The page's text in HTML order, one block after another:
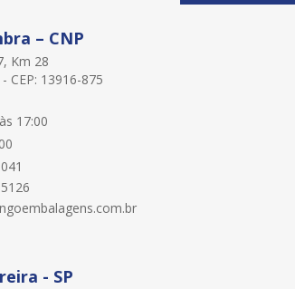
– CNP
Km 28
CEP: 13916-875
17:00
- SP